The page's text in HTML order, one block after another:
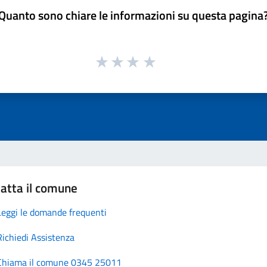
sono chiare le informazioni su questa
il comune
le domande frequenti
Assistenza
il comune 0345 25011